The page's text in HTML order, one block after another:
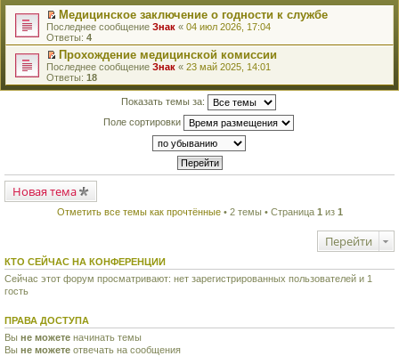
о
м
у
н
е
п
р
о
ч
у
с
о
о
и
ю
к
п
е
р
в
о
м
у
н
а
н
н
о
о
б
щ
и
ю
П
е
р
й
т
и
у
н
е
п
р
т
а
н
у
с
о
Медицинское заключение о годности к службе
Последнее сообщение Знак « 04 июл 2026, 17:04
Ответы: 4
П
е
р
в
о
м
у
р
о
ч
н
н
о
м
Прохождение медицинской комиссии
Последнее сообщение Знак « 23 май 2025, 14:01
Ответы: 18
Показать темы за:
Поле сортировки
Новая тема
Отметить все темы как прочтённые• 2 темы • Страница 1 из 1
Перейти
КТО СЕЙЧАС НА КОНФЕРЕНЦИИ
Сейчас этот форум просматривают: нет зарегистрированных пользователей и 1
гость
ПРАВА ДОСТУПА
Вы не можете начинать темы
Вы не можете отвечать на сообщения